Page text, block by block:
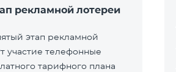
рекламной лотереи
этап рекламной
участие телефонные
тарифного плана